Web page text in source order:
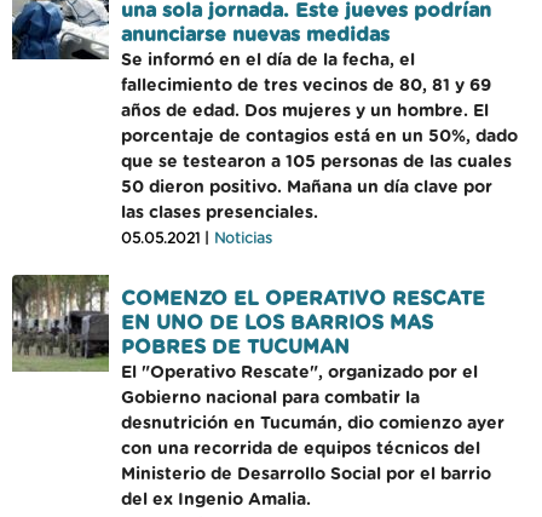
una sola jornada. Este jueves podrían
anunciarse nuevas medidas
Se informó en el día de la fecha, el
fallecimiento de tres vecinos de 80, 81 y 69
años de edad. Dos mujeres y un hombre. El
porcentaje de contagios está en un 50%, dado
que se testearon a 105 personas de las cuales
50 dieron positivo. Mañana un día clave por
las clases presenciales.
05.05.2021 | Noticias
COMENZO EL OPERATIVO RESCATE
EN UNO DE LOS BARRIOS MAS
POBRES DE TUCUMAN
El "Operativo Rescate", organizado por el
Gobierno nacional para combatir la
desnutrición en Tucumán, dio comienzo ayer
con una recorrida de equipos técnicos del
Ministerio de Desarrollo Social por el barrio
del ex Ingenio Amalia.